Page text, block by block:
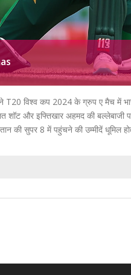
विश्व कप 2024 के ग्रुप ए मैच में
और इफ्तिखार अहमद की बल्लेबाजी
की सुपर 8 में पहुंचने की उम्मीदें धूमिल